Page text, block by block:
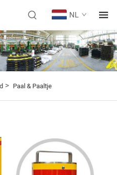
NL
> Paal & Paaltje